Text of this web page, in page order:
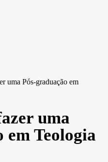
uma Pós-graduação em
uma
em Teologia